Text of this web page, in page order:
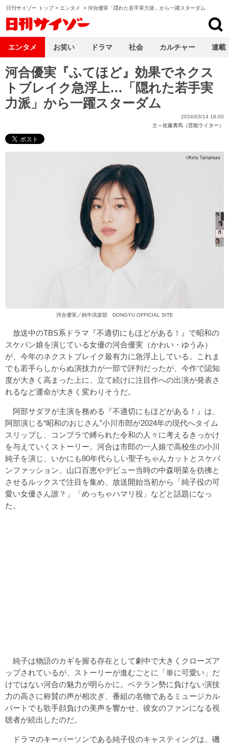
日刊サイゾー トップ> エンタメ > 河合優実「隠れた若手実力派」から一躍スターダム
河合優実『ふてほど』効果でネクス
トブレイク急浮上…「隠れた若手実
力派」から一躍スターダム
2024/03/14 18:00
文＝佐藤勇馬（芸能ライター）
河合優実／鈍牛倶楽部 DONGYU OFFICIAL SITE
放送中のTBS系ドラマ『不適切にもほどがある！』で昭和の
スケバン娘を演じている女優の河合優実（かわい・ゆうみ）
が、今年のネクストブレイク最有力に急浮上している。これま
でも若手らしからぬ演技力が一部で評判だったが、今作で認知
度が大きく高まった上に、立て続けに注目作への出演が発表さ
れるなど運命が大きく変わりそうだ。
阿部サダヲが主演を務める『不適切にもほどがある！』は、
阿部演じる“昭和のおじさん”小川市郎が2024年の現代へタイム
スリップし、コンプラで縛られた令和の人々に考えるきっかけ
を与えていくストーリー。河合は市郎の一人娘で高校生の小川
純子を演じ、いかにも80年代らしい聖子ちゃんカットとスケバ
ンファッション、山口百恵やデビュー当時の中森明菜を彷彿と
させるルックスで注目を集め、放送開始当初から「純子役の可
愛い女優さん誰？」「めっちゃハマリ役」などと話題になっ
た。
純子は物語のカギを握る存在として劇中で大きくクローズア
ップされているが、ストーリーが進むごとに「単に可愛い」だ
けではない河合の魅力が明らかに。ベテラン勢に負けない演技
力の高さに称賛の声が相次ぎ、番組の名物であるミュージカル
パートでも歌手顔負けの美声を響かせ、彼女のファンになる視
聴者が続出したのだ。
ドラマのキーパーソンである純子役のキャスティングは、磯
エンタメ お笑い ドラマ 社会 カルチャー 連載